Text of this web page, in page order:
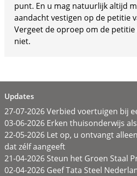
punt. En u mag natuurlijk altijd
aandacht vestigen op de petitie
Vergeet de oproep om de
niet.
Updates
27-07-2026 Verbied voertuigen bij
03-06-2026 Erken thuisonderwijs
22-05-2026 Let op, u ontvangt
dat zélf aangeeft
21-04-2026 Steun het Groen Staal
02-04-2026 Geef Tata Steel